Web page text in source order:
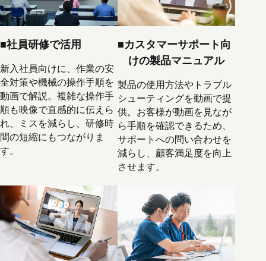
■社員研修で活用
新入社員向けに、作業の安
全対策や機械の操作手順を
動画で解説。複雑な操作手
順も映像で直感的に伝えら
れ、ミスを減らし、研修時
間の短縮にもつながりま
す。
■カスタマーサポート向
けの製品マニュアル
製品の使用方法やトラブル
シューティングを動画で提
供。お客様が動画を見なが
ら手順を確認できるため、
サポートへの問い合わせを
減らし、顧客満足度を向上
させます。